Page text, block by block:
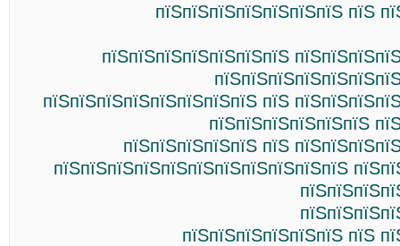
пїЅпїЅпїЅпїЅпїЅпїЅпїЅ пїЅ
пїЅпїЅпїЅпїЅпїЅпїЅпїЅ
пїЅпїЅпїЅпїЅпїЅпїЅпїЅпїЅ пїЅ
пїЅпїЅпїЅпїЅпїЅпїЅ
пїЅпїЅпїЅпїЅпїЅ пїЅ
пїЅпїЅпїЅпїЅпїЅпїЅпїЅпїЅпїЅпїЅпїЅ
пїЅпїЅпїЅпїЅпїЅпїЅ пїЅ